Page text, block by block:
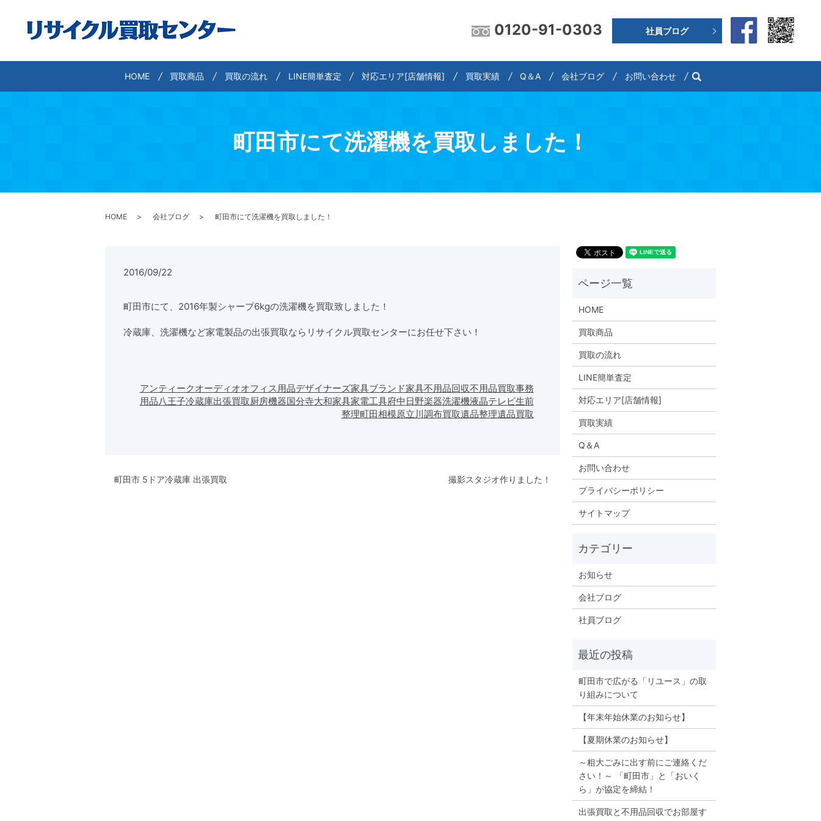
0120-91-0303
HOME 買取商品 買取の流れ LINE簡単査定 対応エリア[店舗情報] 買取実績 Q＆A 会社ブログ
社員ブログ
お問い合わせ search
町田市にて洗濯機を買取しました！
HOME 会社ブログ 町田市にて洗濯機を買取しました！
2016/09/22
町田市にて、2016年製シャープ6kgの洗濯機を買取致しました！
冷蔵庫、洗濯機など家電製品の出張買取ならリサイクル買取センターにお任せ下さい！
アンティークオーディオオフィス用品デザイナーズ家具ブランド家具不用品回収不用品買取事務
用品八王子冷蔵庫出張買取厨房機器国分寺大和家具家電工具府中 日野楽器洗濯機液晶テレビ生前
整理町田相模原立川調布買取遺品整理遺品買取
町田市 5ドア冷蔵庫 出張買取 撮影スタジオ作りました！
HOME
買取商品
買取の流れ
LINE簡単査定
対応エリア[店舗情報]
買取実績
Q＆A
お問い合わせ
プライバシーポリシー
サイトマップ
お知らせ
会社ブログ
社員ブログ
町田市で広がる「リユース」の取
り組みについて
【年末年始休業のお知らせ】
【夏期休業のお知らせ】
～粗大ごみに出す前にご連絡くだ
さい！～ 「町田市」と「おいく
ら」が協定を締結！
出張買取と不用品回収でお部屋す